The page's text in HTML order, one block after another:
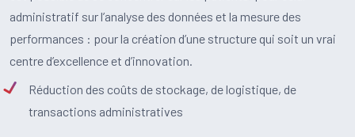
administratif sur l’analyse des données et la mesure des
performances : pour la création d’une structure qui soit un vrai
centre d’excellence et d’innovation.
Réduction des coûts de stockage, de logistique, de
transactions administratives